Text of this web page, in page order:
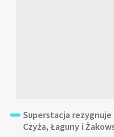
Superstacja
Czyża, Łaguny i